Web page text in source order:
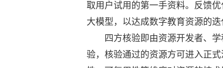
取用户试用的第一手资料。反馈
大模型，以达成数字教育资源的
四方核验即由资源开发者、学
验，核验通过的资源方可进入正